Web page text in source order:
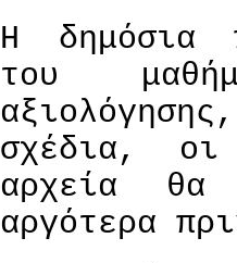
Η δημόσια
του
σχέδια,
αρχεία θα
αργότερα